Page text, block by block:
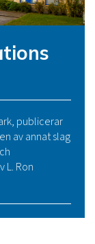
publicerar
av annat slag
L. Ron